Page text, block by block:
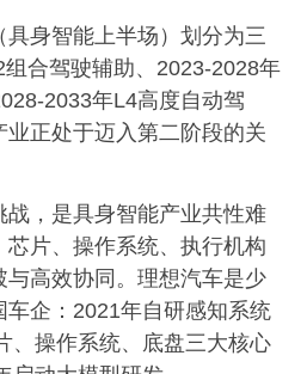
具身智能上半场）划分为三
合驾驶辅助、2023-2028年
2033年L4高度自动驾
正处于迈入第二阶段的关
战，是具身智能产业共性难
片、操作系统、执行机构
高效协同。理想汽车是少
企：2021年自研感知系统
、操作系统、底盘三大核心